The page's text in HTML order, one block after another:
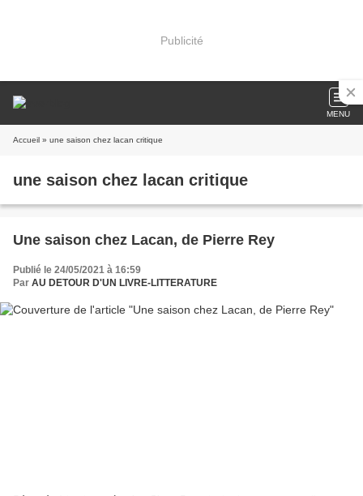
Publicité
MENU
Accueil » une saison chez lacan critique
une saison chez lacan critique
Une saison chez Lacan, de Pierre Rey
Publié le 24/05/2021 à 16:59
Par AU DETOUR D'UN LIVRE-LITTERATURE